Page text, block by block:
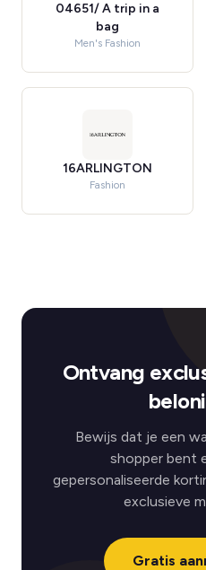
04651/ A trip in a
bag
Men's Fashion
16ARLINGTON
Fashion
Ontvang
Bewijs dat je een
shopper bent
gepersonaliseerde
exclusieve
Gratis